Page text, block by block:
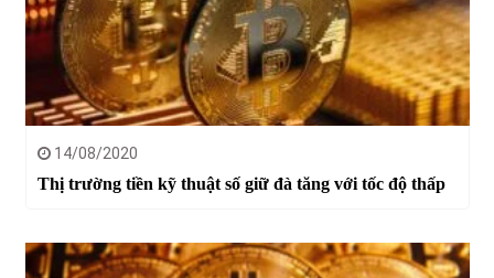
14/08/2020
Thị trường tiền kỹ thuật số giữ đà tăng với tốc độ thấp